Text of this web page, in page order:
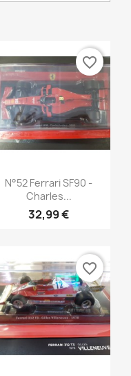
Aperçu rapide
N°52 Ferrari SF90 -
Charles...
32,99 €
favorite_border
favorite_border